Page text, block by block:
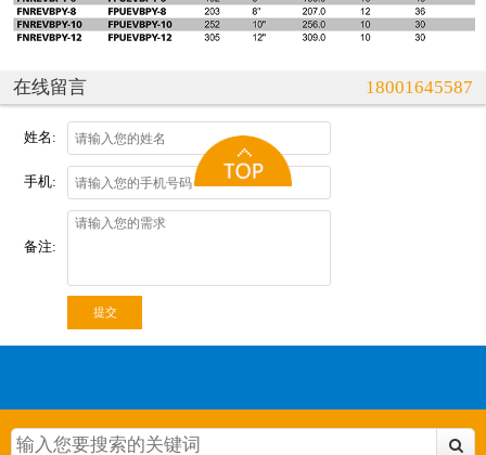
在线留言 18001645587
姓名:
手机:
备注:
提交